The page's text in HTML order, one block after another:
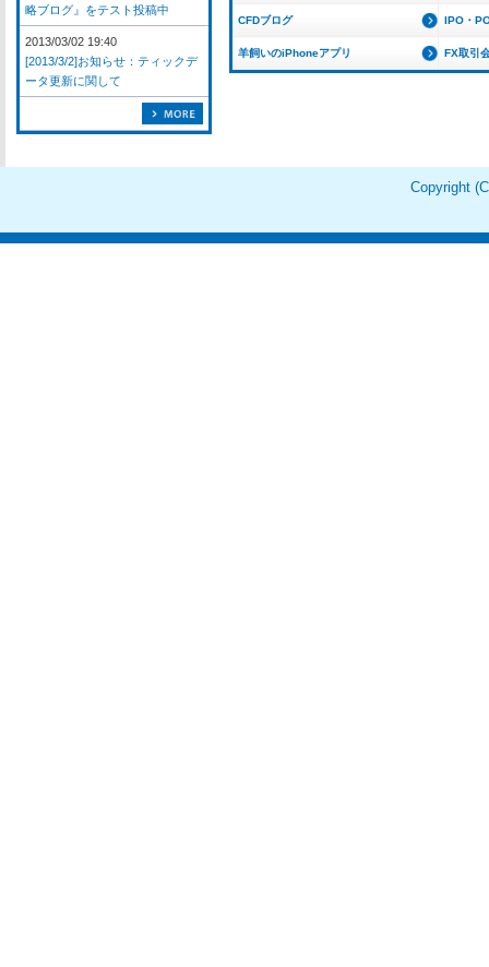
CFDブログ IPO・
羊飼いのiPhoneアプリ FX取引
略ブログ』をテスト投稿中
2013/03/02 19:40
[2013/3/2]お知らせ：ティックデ
ータ更新に関して
Copyright